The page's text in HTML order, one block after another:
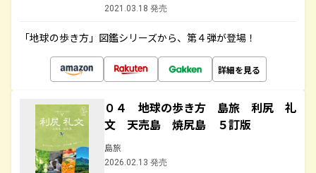
2021.03.18 発売
「地球の歩き方」図鑑シリーズから、第４弾が登場！
詳細を見る
０４ 地球の歩き方 島旅 利尻 礼
文 天売島 焼尻島 ５訂版
島旅
2026.02.13 発売